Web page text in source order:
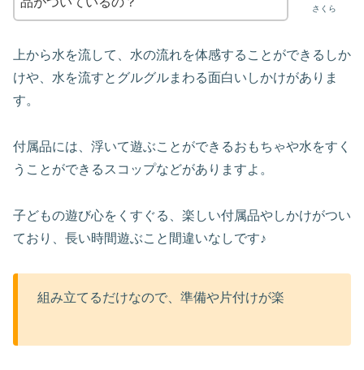
さくら
上から水を流して、水の流れを体感することができるしか
けや、水を流すとグルグルまわる面白いしかけがありま
す。
付属品には、浮いて遊ぶことができるおもちゃや水をすく
うことができるスコップなどがありますよ。
子どもの遊び心をくすぐる、楽しい付属品やしかけがつい
ており、長い時間遊ぶこと間違いなしです♪
組み立てるだけなので、準備や片付けが楽